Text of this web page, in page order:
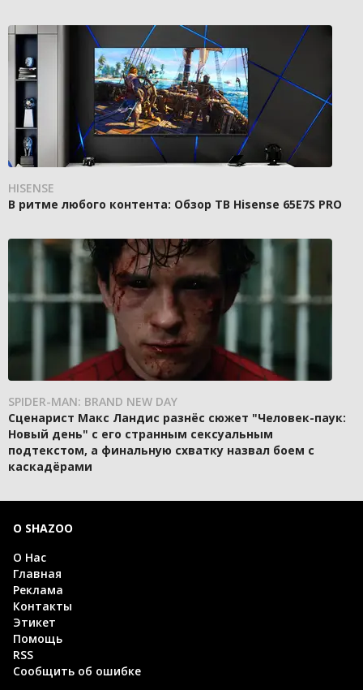
HISENSE
В ритме любого контента: Обзор ТВ Hisense 65E7S PRO
SPIDER-MAN: BRAND NEW DAY
Сценарист Макс Ландис разнёс сюжет "Человек-паук:
Новый день" с его странным сексуальным
подтекстом, а финальную схватку назвал боем с
каскадёрами
О SHAZOO
О Нас
Главная
Реклама
Контакты
Этикет
Помощь
RSS
Сообщить об ошибке